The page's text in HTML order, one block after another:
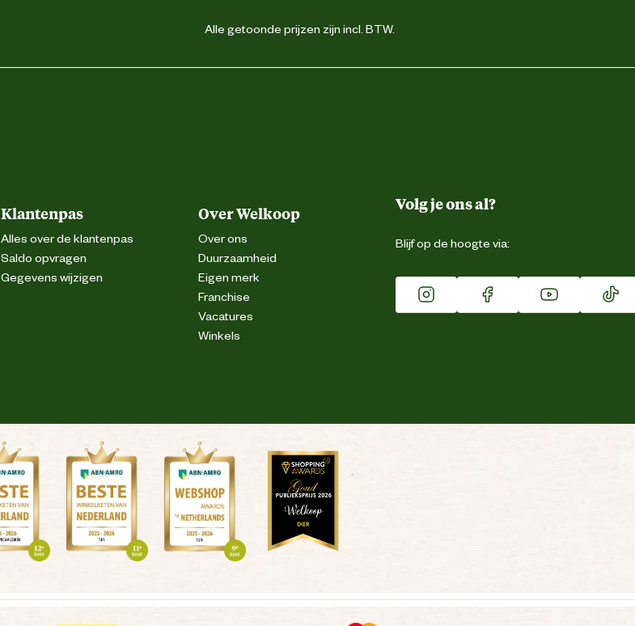
Alle getoonde prijzen zijn incl. BTW.
Klantenpas
Alles over de klantenpas
Saldo opvragen
Gegevens wijzigen
Over Welkoop
Over ons
Duurzaamheid
Eigen merk
Franchise
Vacatures
Winkels
Volg je ons al?
Blijf op de hoogte via: